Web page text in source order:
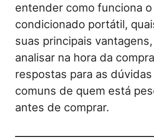
entender como funciona
condicionado portátil,
suas principais
analisar na hora da
respostas para as dúvidas
comuns de quem está
antes de comprar.